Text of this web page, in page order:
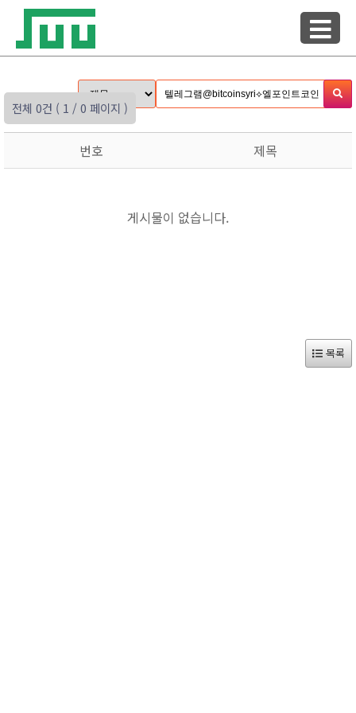
전체 0건 ( 1 / 0 페이지 )
번호 제목
게시물이 없습니다.
목록